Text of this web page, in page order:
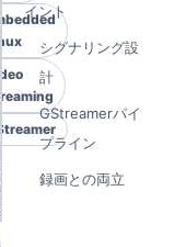
イント
シグナリング設
計
GStreamerパイ
プライン
録画との両立